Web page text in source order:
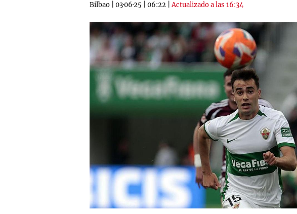
Bilbao 03·06·25 06:22 |Actualizado a las 16:34